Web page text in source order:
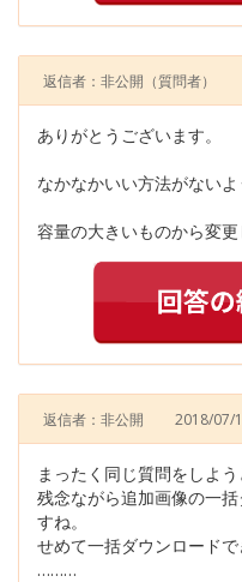
返信者：非公開 （質問者）
ありがとうございます。
なかなかいい方法がないよ
容量の大きいものから変
返信者：非公開 2018/07/
まったく同じ質問をしよ
残念ながら追加画像の一
すね。
せめて一括ダウンロード
………